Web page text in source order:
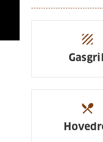
texture
restaurant_menu